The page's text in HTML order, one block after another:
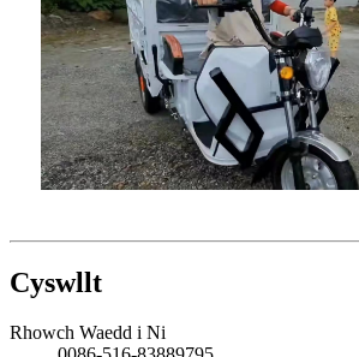
Cyswllt
Rhowch Waedd i Ni